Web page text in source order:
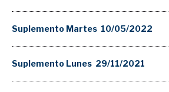
Suplemento Martes 10/05/2022
Suplemento Lunes 29/11/2021